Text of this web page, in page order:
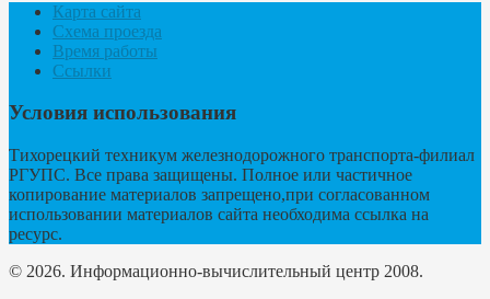
Карта сайта
Схема проезда
Время работы
Ссылки
Условия использования
Тихорецкий техникум железнодорожного транспорта-филиал
РГУПС. Все права защищены. Полное или частичное
копирование материалов запрещено,при согласованном
использовании материалов сайта необходима ссылка на
ресурс.
© 2026. Информационно-вычислительный центр 2008.